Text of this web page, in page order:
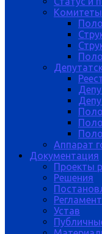
Комитеты
Аппарат
Документация
Проекты
Решения
Устав